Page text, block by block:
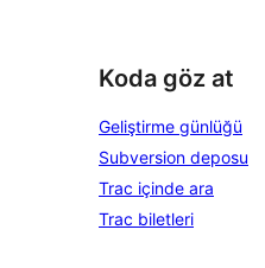
Koda göz at
Geliştirme günlüğü
Subversion deposu
Trac içinde ara
Trac biletleri